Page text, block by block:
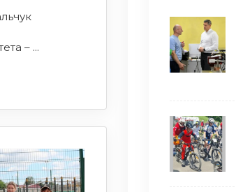
– ...